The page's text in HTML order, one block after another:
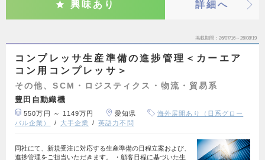
興味あり 詳細へ
掲載期間 26/07/16～26/08/19
コンプレッサ生産準備の進捗管理＜カーエア
コン用コンプレッサ＞
その他、SCM・ロジスティクス・物流・貿易系
豊田自動織機
550万円 ～ 1149万円 愛知県
海外展開あり（日系グロー
バル企業）
大手企業 英語力不問
同社にて、新規受注に対応する生産準備の日程立案および、
進捗管理をご担当いただきます。 ・顧客日程に基づいた生